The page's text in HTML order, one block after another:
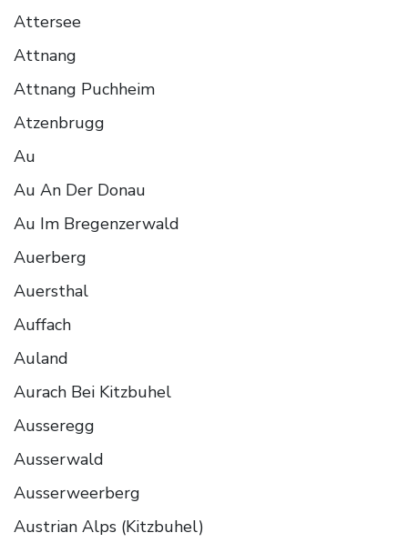
Attersee
Attnang
Attnang Puchheim
Atzenbrugg
Au
Au An Der Donau
Au Im Bregenzerwald
Auerberg
Auersthal
Auffach
Auland
Aurach Bei Kitzbuhel
Ausseregg
Ausserwald
Ausserweerberg
Austrian Alps (Kitzbuhel)